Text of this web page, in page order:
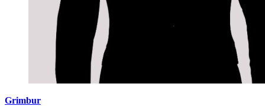
Grimbur